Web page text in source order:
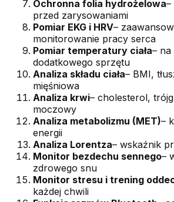
Ochronna folia hydrożelowa–
przed zarysowaniami
Pomiar EKG i HRV–
monitorowanie pracy serca
Pomiar temperatury ciała– na
dodatkowego sprzętu
Analiza składu ciała– BMI,
mięśniowa
Analiza krwi– cholesterol,
moczowy
Analiza metabolizmu (MET)–
energii
Analiza Lorentza– wskaźnik
Monitor bezdechu sennego–
zdrowego snu
Monitor stresu i trening
każdej chwili